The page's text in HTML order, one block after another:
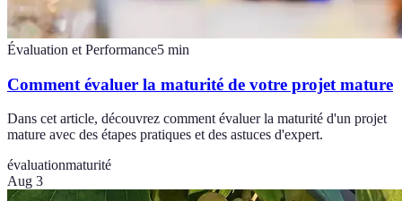
Évaluation et Performance5 min
Comment évaluer la maturité de votre projet mature
Dans cet article, découvrez comment évaluer la maturité d'un projet
mature avec des étapes pratiques et des astuces d'expert.
évaluationmaturité
Aug 3